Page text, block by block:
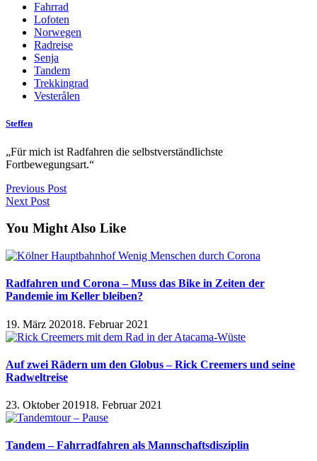
Fahrrad
Lofoten
Norwegen
Radreise
Senja
Tandem
Trekkingrad
Vesterålen
Steffen
„Für mich ist Radfahren die selbstverständlichste
Fortbewegungsart.“
Previous Post
Next Post
You Might Also Like
Radfahren und Corona – Muss das Bike in Zeiten der
Pandemie im Keller bleiben?
19. März 202018. Februar 2021
Auf zwei Rädern um den Globus – Rick Creemers und seine
Radweltreise
23. Oktober 201918. Februar 2021
Tandem – Fahrradfahren als Mannschaftsdisziplin